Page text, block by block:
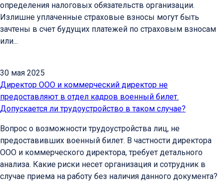
определения налоговых обязательств организации.
Излишне уплаченные страховые взносы могут быть
зачтены в счет будущих платежей по страховым взносам
или...
30 мая 2025
Директор ООО и коммерческий директор не
предоставляют в отдел кадров военный билет.
Допускается ли трудоустройство в таком случае?
Вопрос о возможности трудоустройства лиц, не
предоставивших военный билет. В частности директора
ООО и коммерческого директора, требует детального
анализа. Какие риски несет организация и сотрудник в
случае приема на работу без наличия данного документа?